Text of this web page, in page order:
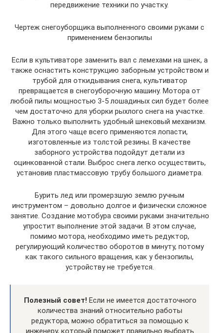
передвижение техники по участку.
Чертеж снегоуборщика выполненного своими руками с
применением бензопилы
Если в культиваторе заменить вал с лемехами на шнек, а
также оснастить конструкцию заборным устройством и
трубой для откидывания снега, культиватор
превращается в снегоуборочную машину. Мотора от
любой пилы мощностью 3-5 лошадиных сил будет более
чем достаточно для уборки рыхлого снега на участке.
Важно только выполнить удобный шнековый механизм.
Для этого чаще всего применяются лопасти,
изготовленные из толстой резины. В качестве
заборного устройства подойдут детали из
оцинкованной стали. Выброс снега легко осуществить,
установив пластмассовую трубу большого диаметра.
Бурить лед или промерзшую землю ручным
инструментом – довольно долгое и физически сложное
занятие. Создание мотобура своими руками значительно
упростит выполнение этой задачи. В этом случае,
помимо мотора, необходимо иметь редуктор,
регулирующий количество оборотов в минуту, потому
как такого сильного вращения, как у бензопилы,
устройству не требуется.
Полезный совет! Если не имеется достаточного
количества знаний относительно работы
редуктора, можно обратиться за помощью к
инженеру, который поможет правильно выбрать